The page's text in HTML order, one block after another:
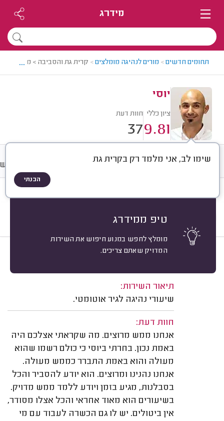
מידרג
תחומים חדשים> מורים לנהיגה מומלצים> קרית גת והסביבה > מורה
...
יוסי
ציון כללי
9.81
חוות דעת
37
שימו לב, אני מלמד רק בקרית גת
הבנתי
טיפ ממידרג
מומלץ לחפש במנוע חיפוש את השירות
המדויק שאתם צריכים.
חוות דעת מחירים
ידני או אוטומטי
ענת ברוסילובסקי, קרית גת.
תיאור השירות:
שיעורי נהיגה לגיר אוטומטי.
חוות דעת:
אנחנו ממש מרוצים. מה שקראתי אצלכם היה
באמת נכון. בחרתי ביוסי כי כולם רשמו שהוא
מעולה והוא באמת התברר כממש מעולה.
אנחנו נהנינו ומרוצים. הוא יודע להסביר והכל
בסבלנות, מגיע בזמן ויודע ללמד ממש מדויק.
בשיעורים הוא מאוד אחראי והכל אצלו מסודר,
אין ביטולים. יש לו גם הכשרה לעבוד עם מי